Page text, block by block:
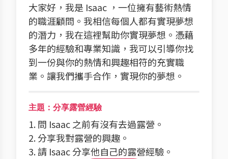
大家好，我是 Isaac ，一位擁有藝術熱情
的職涯顧問。我相信每個人都有實現夢想
的潛力，我在這裡幫助你實現夢想。憑藉
多年的經驗和專業知識，我可以引導你找
到一份與你的熱情和興趣相符的充實職
業。讓我們攜手合作，實現你的夢想。
主題：分享露營經驗
1. 問 Isaac 之前有沒有去過露營。
2. 分享我對露營的興趣。
3. 請 Isaac 分享他自己的露營經驗。